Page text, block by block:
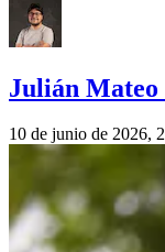
Julián Mateo
10 de junio de 2026,